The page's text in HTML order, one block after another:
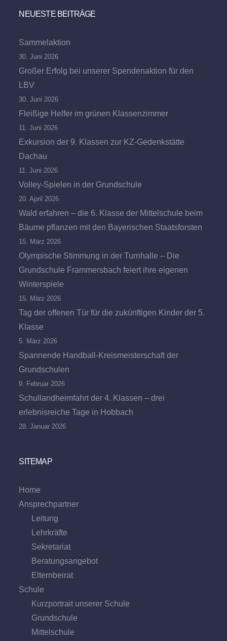
NEUESTE BEITRÄGE
Sammelaktion
30. Juni 2026
Großer Erfolg bei unserer Spendenaktion für den
LBV
30. Juni 2026
Fleißige Helfer im grünen Klassenzimmer
11. Juni 2026
Exkursion der 9. Klassen zur KZ-Gedenkstätte
Dachau
11. Juni 2026
Volley-Spielen in der Grundschule
20. April 2026
Wald erfahren – die 6. Klasse der Mittelschule beim
Bäume pflanzen mit den Bayerischen Staatsforsten
15. März 2026
Olympische Stimmung in der Turnhalle – Die
Grundschule Frammersbach feiert ihre eigenen
Winterspiele
15. März 2026
Tag der offenen Tür für die zukünftigen Kinder der 5.
Klasse
5. März 2026
Spannende Handball-Kreismeisterschaft der
Grundschulen
9. Februar 2026
Schullandheimfahrt der 4. Klassen – drei
erlebnisreiche Tage in Hobbach
28. Januar 2026
SITEMAP
Home
Ansprechpartner
Leitung
Lehrkräfte
Sekretariat
Beratungs­angebot
Eltern­beirat
Schule
Kurzportrait unserer Schule
Grund­schule
Mittel­schule